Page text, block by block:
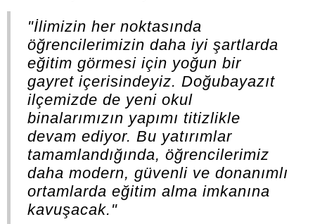
"İlimizin her noktasında
öğrencilerimizin daha iyi şartlarda
eğitim görmesi için yoğun bir
gayret içerisindeyiz. Doğubayazıt
ilçemizde de yeni okul
binalarımızın yapımı titizlikle
devam ediyor. Bu yatırımlar
tamamlandığında, öğrencilerimiz
daha modern, güvenli ve donanımlı
ortamlarda eğitim alma imkanına
kavuşacak."